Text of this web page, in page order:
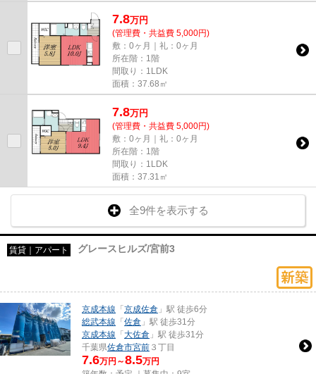
7.8万円
(管理費・共益費 5,000円)
敷：0ヶ月｜礼：0ヶ月
所在階：1階
間取り：1LDK
面積：37.68㎡
7.8万円
(管理費・共益費 5,000円)
敷：0ヶ月｜礼：0ヶ月
所在階：1階
間取り：1LDK
面積：37.31㎡
全9件を表示する
賃貸｜アパート グレースヒルズ/宮前3
京成本線 「京成佐倉 」駅 徒歩6分
総武本線 「佐倉 」駅 徒歩31分
京成本線 「大佐倉 」駅 徒歩31分
千葉県佐倉市宮前 ３丁目
7.6万円～8.5万円